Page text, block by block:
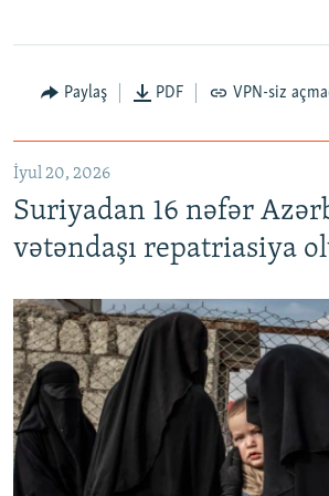
Auto
Paylaş PDF VPN-siz
İyul 20, 2026
Suriyadan 16 nəfər
vətəndaşı repatriasiya